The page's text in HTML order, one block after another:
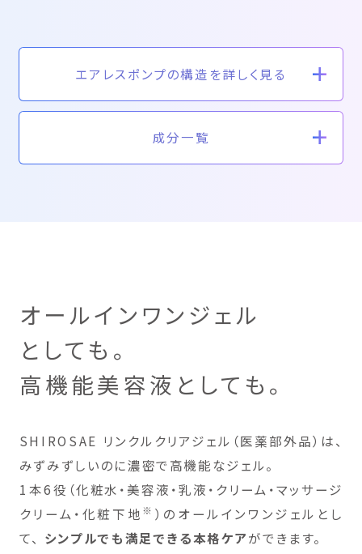
エアレスポンプの構造を詳しく見る
成分一覧
オールインワンジェル
としても。
高機能美容液としても。
SHIROSAE リンクルクリアジェル（医薬部外品）は、
みずみずしいのに濃密で高機能なジェル。
1本6役（化粧水・美容液・乳液・クリーム・マッサージ
クリーム・化粧下地 ※ ）のオールインワンジェルとし
て、 シンプルでも満足できる本格ケアができます。